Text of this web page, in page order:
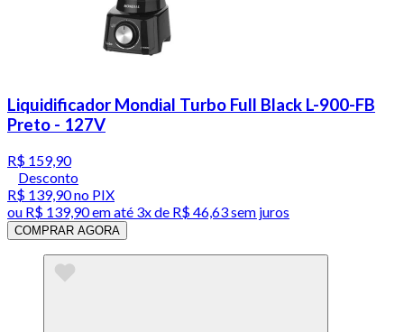
Liquidificador Mondial Turbo Full Black L-900-FB
Preto - 127V
R$ 159,90
Desconto
R$ 139,90no PIX
ou R$ 139,90em até 3x de R$ 46,63 sem juros
COMPRAR AGORA